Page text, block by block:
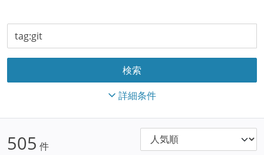
詳細条件
505 件